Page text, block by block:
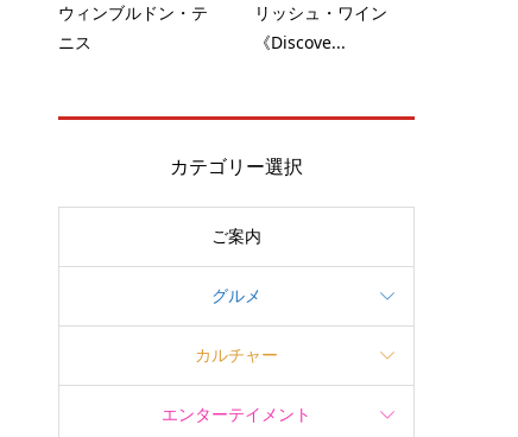
ウィンブルドン・テ
ニス
リッシュ・ワイン
《Discove...
カテゴリー選択
ご案内
グルメ
カルチャー
エンターテイメント